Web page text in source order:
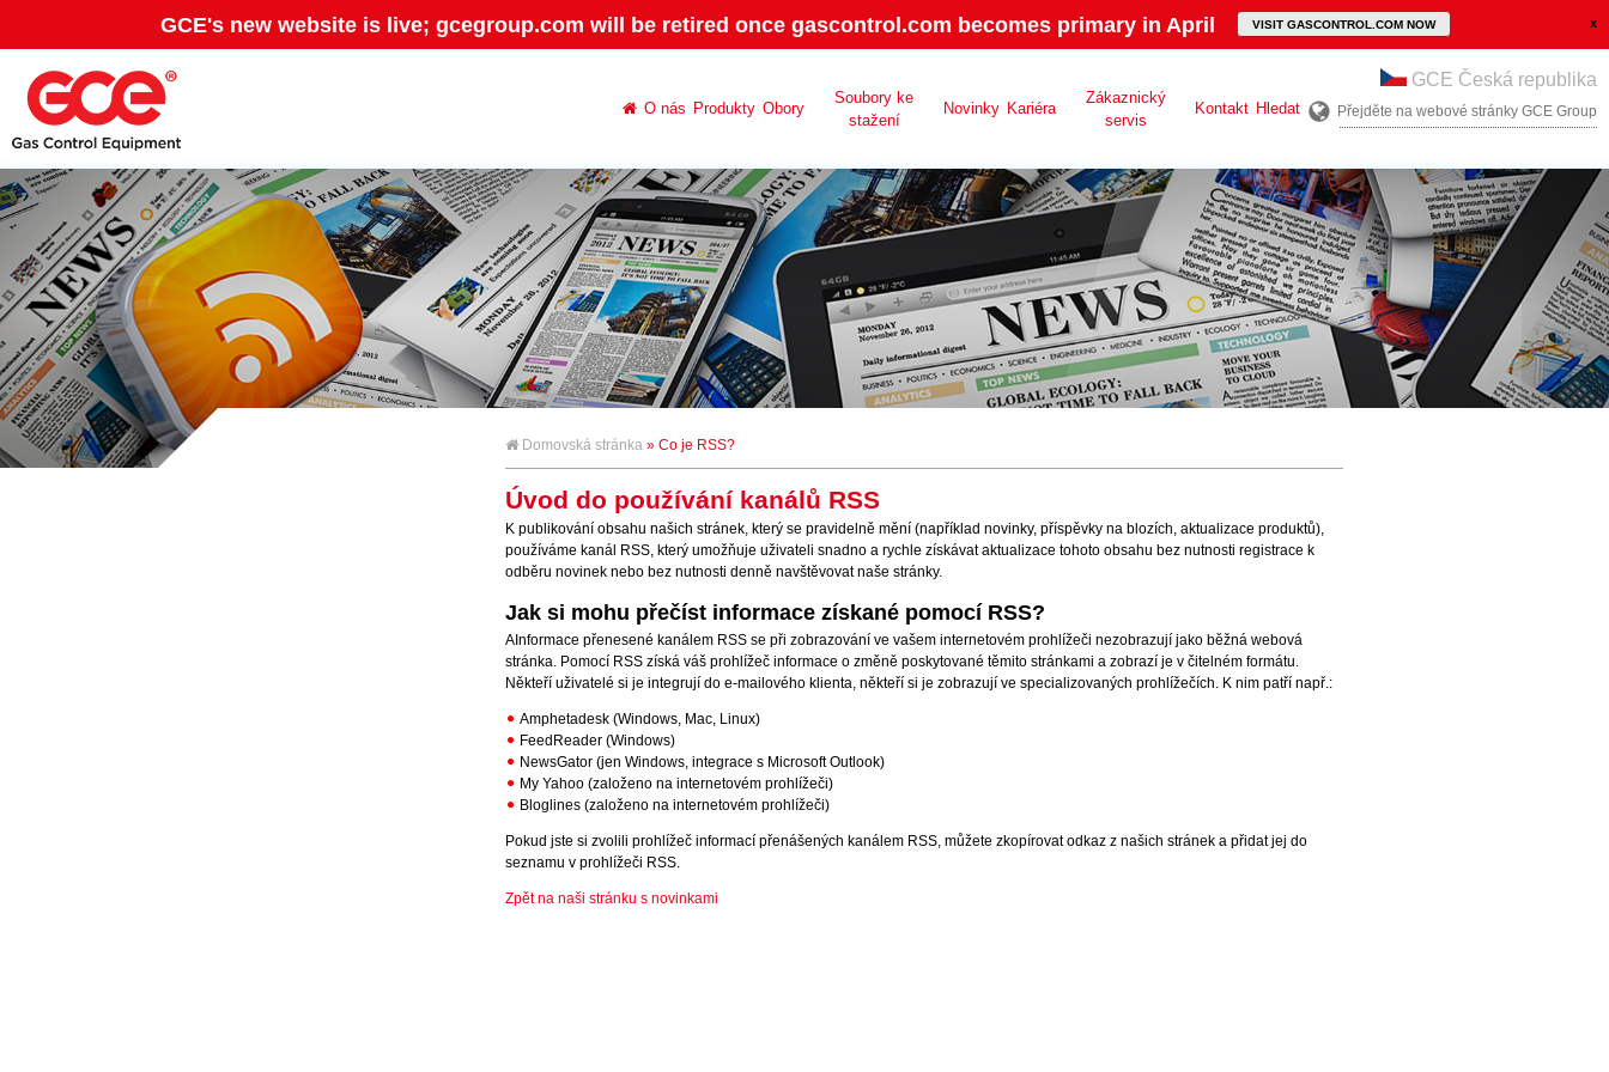
GCE's new website is live; gcegroup.com will be retired once gascontrol.com becomes primary in April VISIT GASCONTROL.COM NOW
O nás Produkty Obory
Soubory ke
stažení
Novinky Kariéra
Zákaznický
servis
Kontakt Hledat
GCE Česká republika
Přejděte na webové stránky GCE Group
Domovská stránka » Co je RSS?
Úvod do používání kanálů RSS
K publikování obsahu našich stránek, který se pravidelně mění (například novinky, příspěvky na blozích, aktualizace produktů),
používáme kanál RSS, který umožňuje uživateli snadno a rychle získávat aktualizace tohoto obsahu bez nutnosti registrace k
odběru novinek nebo bez nutnosti denně navštěvovat naše stránky.
Jak si mohu přečíst informace získané pomocí RSS?
AInformace přenesené kanálem RSS se při zobrazování ve vašem internetovém prohlížeči nezobrazují jako běžná webová
stránka. Pomocí RSS získá váš prohlížeč informace o změně poskytované těmito stránkami a zobrazí je v čitelném formátu.
Někteří uživatelé si je integrují do e-mailového klienta, někteří si je zobrazují ve specializovaných prohlížečích. K nim patří např.:
Amphetadesk (Windows, Mac, Linux)
FeedReader (Windows)
NewsGator (jen Windows, integrace s Microsoft Outlook)
My Yahoo (založeno na internetovém prohlížeči)
Bloglines (založeno na internetovém prohlížeči)
Pokud jste si zvolili prohlížeč informací přenášených kanálem RSS, můžete zkopírovat odkaz z našich stránek a přidat jej do
seznamu v prohlížeči RSS.
Zpět na naši stránku s novinkami